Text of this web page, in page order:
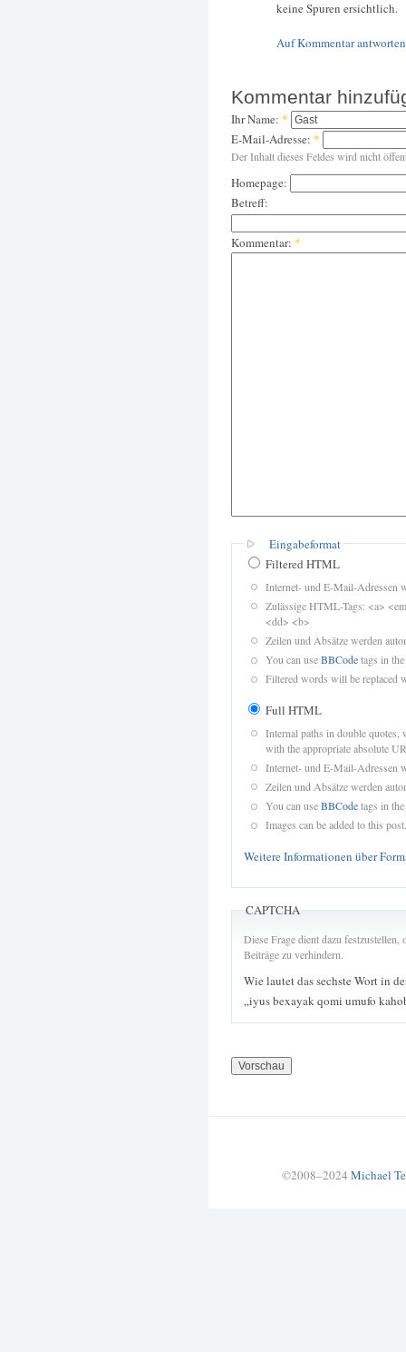
keine Spuren ersichtlich.
Auf Kommentar antworten
Kommentar
Ihr Name: *
E-Mail-Adresse: *
Der Inhalt dieses Feldes wird nicht
Homepage:
Betreff:
Kommentar: *
Eingabeformat
Filtered HTML
Internet- und E-Mail-Adressen
Zulässige HTML-Tags: <a>
<dd> <b>
Zeilen und Absätze werden
You can useBBCodetags in
Filtered words will be replaced
Full HTML
Internal paths in double quotes,
with the appropriate absolute
Internet- und E-Mail-Adressen
Zeilen und Absätze werden
You can useBBCodetags in
Images can be added to this post.
Weitere Informationen über
CAPTCHA
Diese Frage dient dazu
Beiträge zu verhindern.
Wie lautet das sechste Wort in
„iyus bexayak qomi umufo
©2008–2024 Michael